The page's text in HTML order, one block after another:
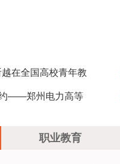
在全国高校青年教
约——郑州电力高等
职业教育